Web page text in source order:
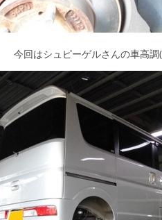
今回はシュピーゲルさんの車高